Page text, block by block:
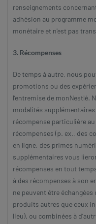
renseignements
adhésion au programme
monétaire et n'est pas
3. Récompenses
De temps à autre, nous
promotions ou des
l’entremise de monNestlé.
modalités
récompense particulière
récompenses (p. ex., des
en ligne, des primes
supplémentaires vous
récompenses en tout
à des récompenses à son
ne peuvent être
produits autres que ceux
lieu), ou combinées à